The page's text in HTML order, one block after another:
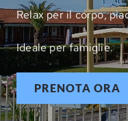
Relax per il corpo,
Ideale per famiglie.
PRENOTA ORA